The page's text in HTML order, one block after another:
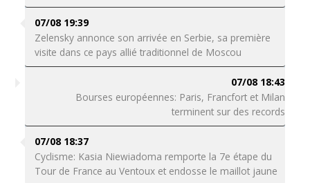
07/08 19:39
Zelensky annonce son arrivée en Serbie, sa première
visite dans ce pays allié traditionnel de Moscou
07/08 18:43
Bourses européennes: Paris, Francfort et Milan
terminent sur des records
07/08 18:37
Cyclisme: Kasia Niewiadoma remporte la 7e étape du
Tour de France au Ventoux et endosse le maillot jaune